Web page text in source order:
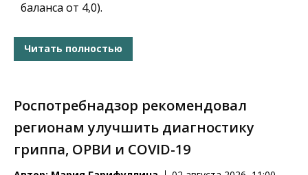
баланса от 4,0).
Читать полностью
Роспотребнадзор рекомендовал
регионам улучшить диагностику
гриппа, ОРВИ и COVID-19